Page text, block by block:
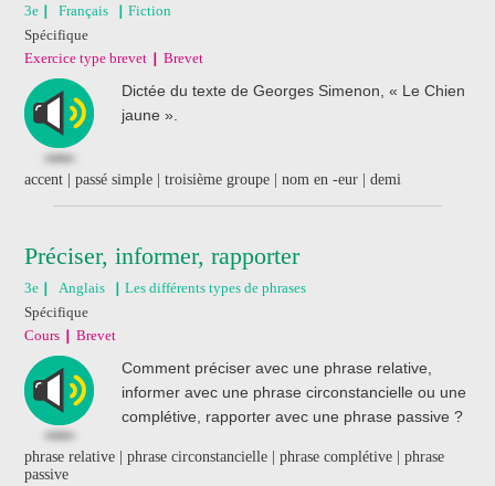
3e Français
Fiction
Spécifique
Exercice type brevet
Brevet
Dictée du texte de Georges Simenon, « Le Chien
jaune ».
accent | passé simple | troisième groupe | nom en -eur | demi
Préciser, informer, rapporter
3e Anglais
Les différents types de phrases
Spécifique
Cours
Brevet
Comment préciser avec une phrase relative,
informer avec une phrase circonstancielle ou une
complétive, rapporter avec une phrase passive ?
phrase relative | phrase circonstancielle | phrase complétive | phrase
passive